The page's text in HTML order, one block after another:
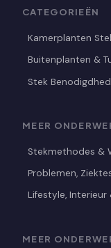
CATEGORIEËN
Kamerplanten
Buitenplanten &
Stek
MEER
Stekmethodes &
Problemen,
Lifestyle, Interieur
MEER